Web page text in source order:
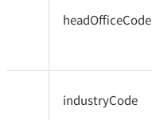
headOfficeCode
industryCode